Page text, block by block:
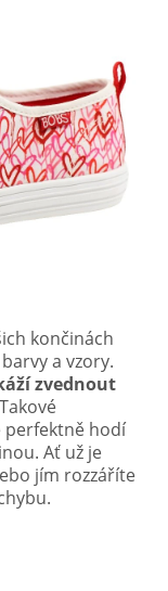
končinách
a vzory.
zvednout
Takové
perfektně hodí
Ať už je
jím rozzáříte